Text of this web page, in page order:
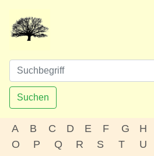
Suchen
A B C D E F G H
O
P Q R S T U